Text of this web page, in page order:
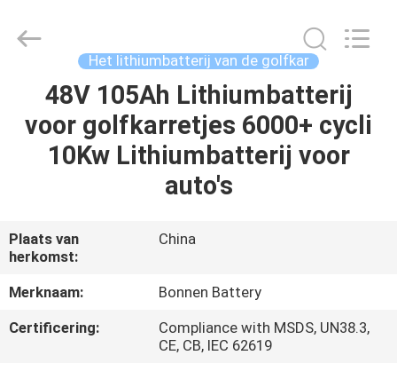
THUIS
PRODUCTEN
ONS
FABRIEKSREIS
KWALITEITSCONTROLE
Technology
Het lithiumbatterij van de golfkar
48V 105Ah Lithiumbatterij
voor golfkarretjes 6000+ cycli
10Kw Lithiumbatterij voor
auto's
Plaats van
herkomst:
China
Merknaam:
Bonnen Battery
Certificering:
Compliance with MSDS, UN38.3,
CE, CB, IEC 62619